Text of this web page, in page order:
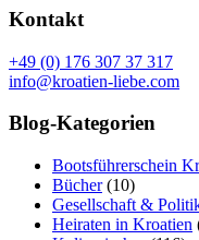
Kontakt
+49 (0) 176 307 37 317
info@kroatien-liebe.com
Blog-Kategorien
Bootsführerschein
Bücher(10)
Gesellschaft &
Heiraten in Kroatien